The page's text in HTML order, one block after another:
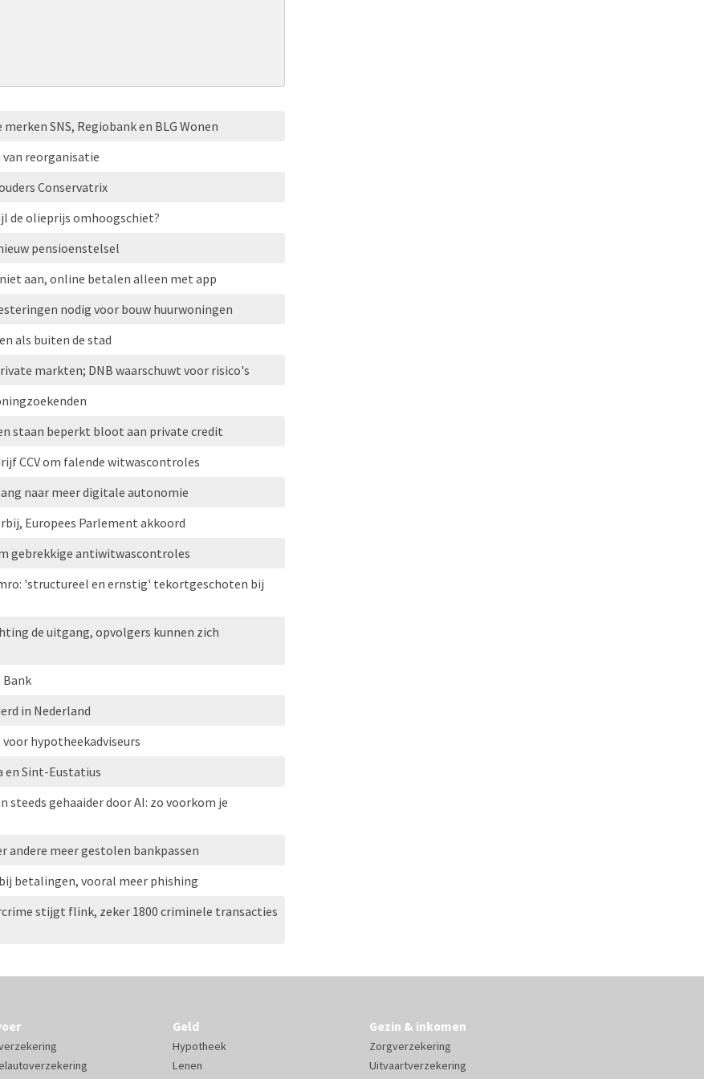
SNS, Regiobank en BLG Wonen
reorganisatie
Conservatrix
de olieprijs omhoogschiet?
pensioenstelsel
aan, online betalen alleen met app
nodig voor bouw huurwoningen
als buiten de stad
markten; DNB waarschuwt voor risico's
staan beperkt bloot aan private credit
CCV om falende witwascontroles
naar meer digitale autonomie
Europees Parlement akkoord
gebrekkige antiwitwascontroles
'structureel en ernstig' tekortgeschoten bij
de uitgang, opvolgers kunnen zich
Bank
in Nederland
hypotheekadviseurs
en Sint-Eustatius
steeds gehaaider door AI: zo voorkom je
andere meer gestolen bankpassen
betalingen, vooral meer phishing
stijgt flink, zeker 1800 criminele transacties
Geld
Hypotheek
Lenen
Gezin & inkomen
Zorgverzekering
Uitvaartverzekering